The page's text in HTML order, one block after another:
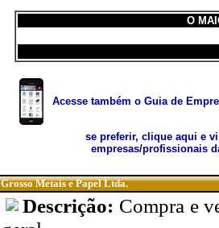
O
Acesse também o Guia de
se preferir, clique aqui e
empresas/profissionais
Grosso Metais e Papel Ltda.
Descrição: Compra e